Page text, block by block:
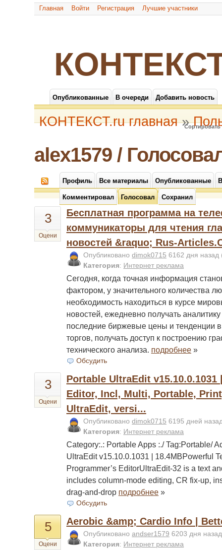
Главная Войти Регистрация Лучшие участники
Опубликованные В очереди Добавить новость
КОНТЕКСТ.ru главная»
alex1579 /
Профиль Все материалы Опубликованные
Комментировал Голосовал Сохранил
3
Оцени
Бесплатная программа на
коммуникаторы для чтения
новостей &raquo; Rus-
Опубликовано dimok0715 6162 дня назад
Категория: Интернет реклама
Сегодня, когда точная информация
фактором, у значительного количества
необходимость находиться в курсе
новостей, ежедневно получать
последние биржевые цены и тенденции
торгов, получать доступ к построению
технического анализа. подробнее »
Обсудить
3
Оцени
Portable UltraEdit v15.10.0.1031
Editor, Incl, Multi, Portable,
UltraEdit, versi...
Опубликовано dimok0715 6195 дней
Категория: Интернет реклама
Category:.: Portable Apps :./ Tag:Portable/
UltraEdit v15.10.0.1031 | 18.4MBPowerful
Programmer’s EditorUltraEdit-32 is a text
includes column-mode editing, CR fix-up,
drag-and-drop подробнее »
Обсудить
5
Оцени
Aerobic &amp; Cardio Info |
Опубликовано andser1579 6203 дня
Категория: Интернет реклама